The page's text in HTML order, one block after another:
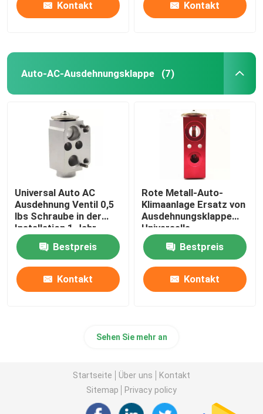
Kontakt Kontakt
Auto-AC-Ausdehnungsklappe (7)
Universal Auto AC
Ausdehnung Ventil 0,5
lbs Schraube in der
Installation 1 Jahr
Garantie
Bestpreis
Kontakt
Rote Metall-Auto-
Klimaanlage Ersatz von
Ausdehnungsklappe
Universelle
Kompatibilität
Bestpreis
Kontakt
Sehen Sie mehr an
Startseite Über uns
Kontakt
Sitemap
Privacy policy